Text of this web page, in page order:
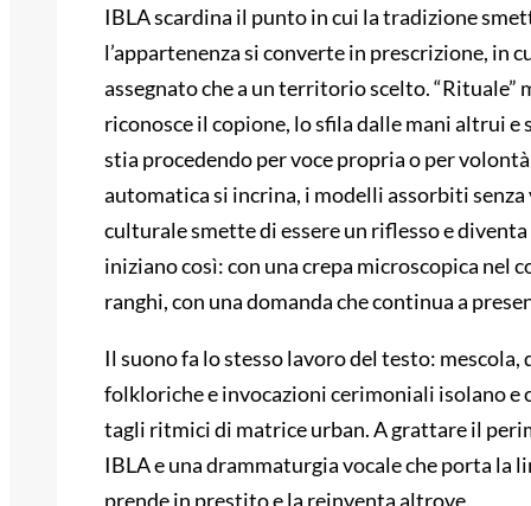
IBLA scardina il punto in cui la tradizione
l’appartenenza si converte in prescrizione, in
assegnato che a un territorio scelto.
riconosce il copione, lo sfila dalle mani altrui
stia procedendo per voce propria o per
automatica si incrina, i modelli assorbiti senza
culturale smette di essere un riflesso e
iniziano così: con una crepa microscopica nel
ranghi, con una domanda che continua a
Il suono fa lo stesso lavoro del testo:
folkloriche e invocazioni cerimoniali isolano
tagli ritmici di matrice urban. A grattare il
IBLA e una drammaturgia vocale che porta la
prende in prestito e la reinventa altrove.